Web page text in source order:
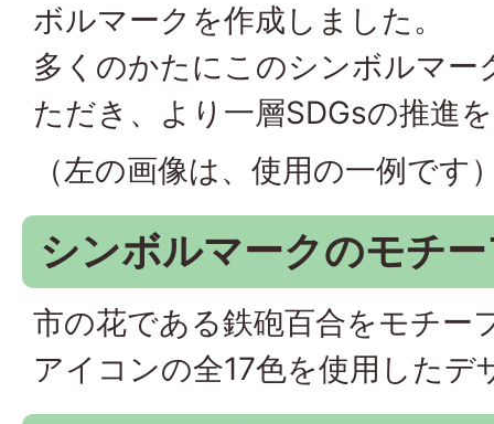
ボルマークを作成しました。
多くのかたにこのシンボルマー
ただき、より一層SDGsの推進
（左の画像は、使用の一例です
シンボルマークのモチ
市の花である鉄砲百合をモチー
アイコンの全17色を使用したデ